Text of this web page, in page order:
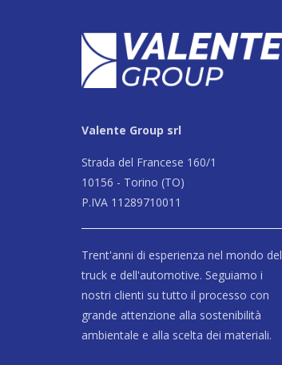
Valente Group srl
Strada del Francese 160/1
10156 - Torino (TO)
P.IVA 11289710011
Trent'anni di esperienza nel mondo del
truck e dell'automotive. Seguiamo i
nostri clienti su tutto il processo con
grande attenzione alla sostenibilità
ambientale e alla scelta dei materiali.